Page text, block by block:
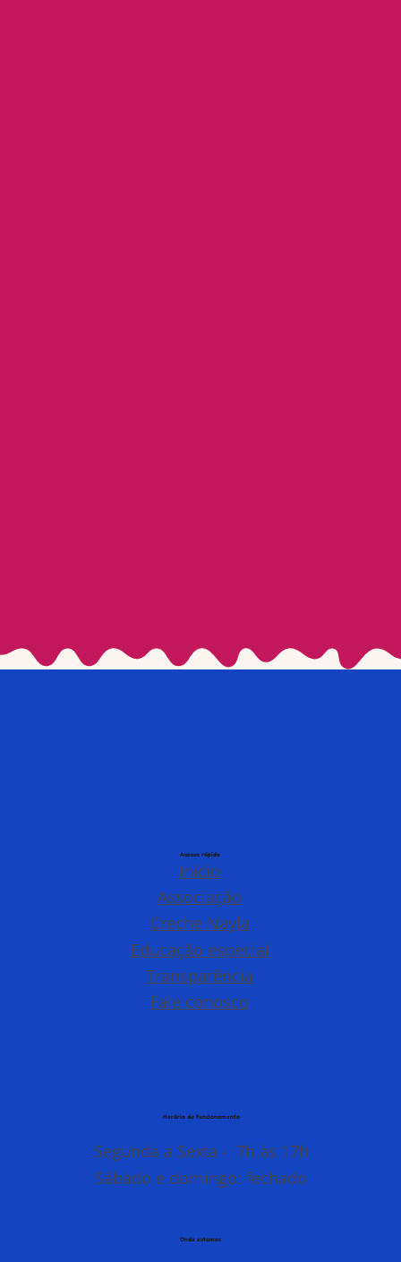
Acesso rápido
Início
Associação
Creche Nayla
Educação especial
Transparência
Fale conosco
Horário de funcionamento
Segunda a Sexta - 7h às 17h
Sábado e domingo: fechado
Onde estamos